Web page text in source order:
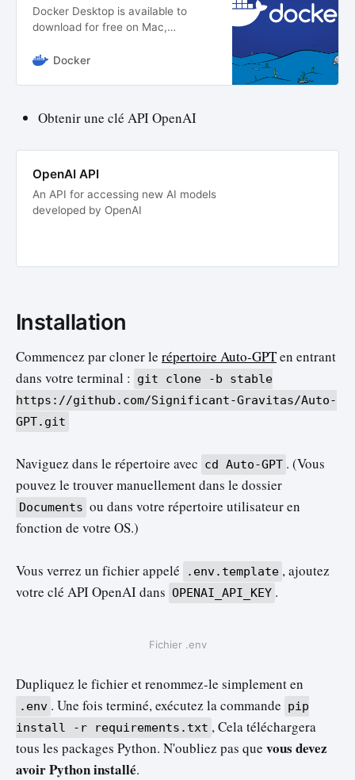
Docker Desktop is available to
download for free on Mac,
systems. Get started with Docker
Docker
Obtenir une clé API OpenAI
OpenAI API
An API for accessing new AI models
developed by OpenAI
Installation
Commencez par cloner le répertoire Auto-GPTen entrant
dans votre terminal :
git clone -b stable
https://github.com/Significant-Gravitas/Auto-
GPT.git
Naviguez dans le répertoire avec cd Auto-GPT . (Vous
pouvez le trouver manuellement dans le dossier
Documents ou dans votre répertoire utilisateur en
fonction de votre OS.)
Vous verrez un fichier appelé .env.template , ajoutez
votre clé API OpenAI dans OPENAI_API_KEY .
Fichier .env
Dupliquez le fichier et renommez-le simplement en
.env . Une fois terminé, exécutez la commande pip
install -r requirements.txt , Cela téléchargera
tous les packages Python. N'oubliez pas que vous devez
avoir Python installé.